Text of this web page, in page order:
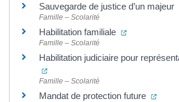
Sauvegarde de justice d’un majeur
Famille – Scolarité
Habilitation familiale (ouverture
Famille – Scolarité
Habilitation judiciaire pour
(ouverture dans un nouvel onglet)
Famille – Scolarité
Mandat de protection future